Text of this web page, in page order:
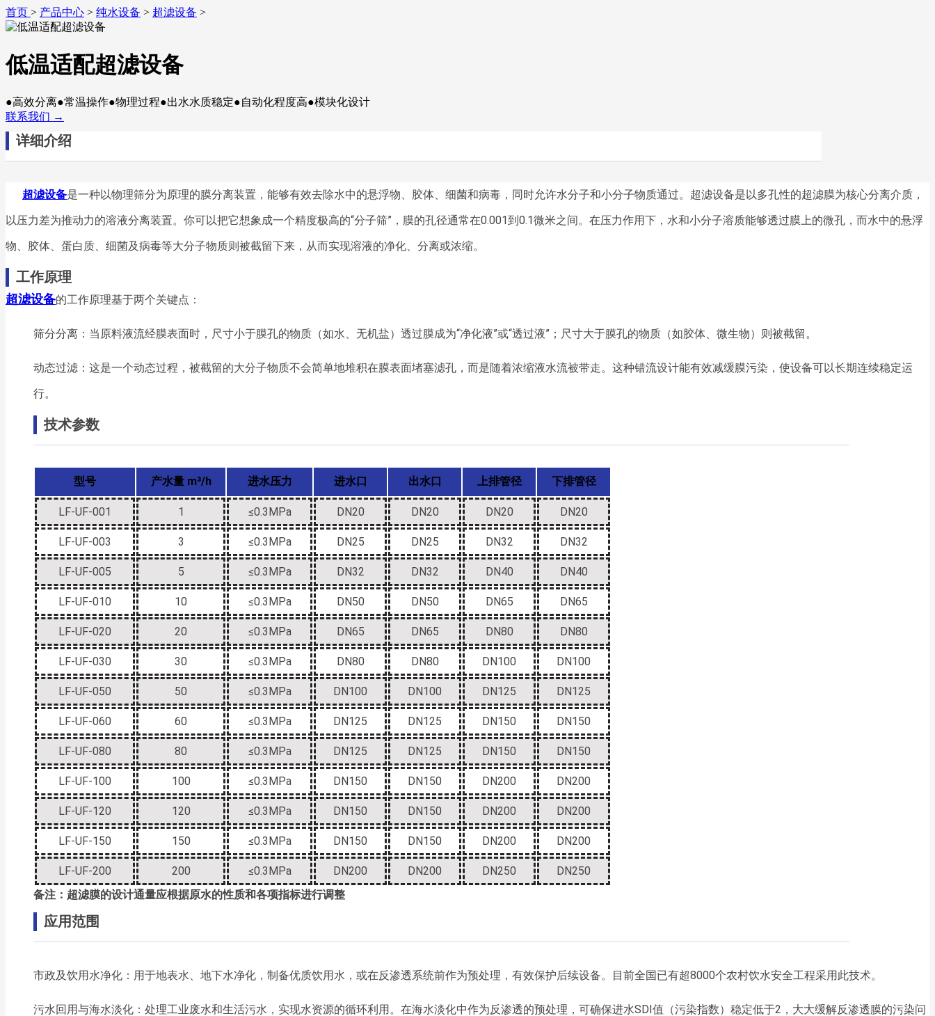
首页 > 产品中心 > 纯水设备 > 超滤设备 >
低温适配超滤设备
●高效分离●常温操作●物理过程●出水水质稳定●自动化程度高●模块化设计
联系我们 →
详细介绍
超滤设备是一种以物理筛分为原理的膜分离装置，能够有效去除水中的悬浮物、胶体、细菌和病毒，同时允许水分子和小分子物质通过。超滤设备是以多孔性的超滤膜为核心分离介质，
以压力差为推动力的溶液分离装置。你可以把它想象成一个精度极高的“分子筛”，膜的孔径通常在0.001到0.1微米之间。在压力作用下，水和小分子溶质能够透过膜上的微孔，而水中的悬浮
物、胶体、蛋白质、细菌及病毒等大分子物质则被截留下来，从而实现溶液的净化、分离或浓缩。
工作原理
超滤设备的工作原理基于两个关键点：
筛分分离：当原料液流经膜表面时，尺寸小于膜孔的物质（如水、无机盐）透过膜成为“净化液”或“透过液”；尺寸大于膜孔的物质（如胶体、微生物）则被截留。
动态过滤：这是一个动态过程，被截留的大分子物质不会简单地堆积在膜表面堵塞滤孔，而是随着浓缩液水流被带走。这种错流设计能有效减缓膜污染，使设备可以长期连续稳定运
行。
技术参数
型号 产水量 m³/h 进水压力 进水口 出水口 上排管径 下排管径
LF-UF-001 1 ≤0.3MPa DN20 DN20 DN20 DN20
LF-UF-003 3 ≤0.3MPa DN25 DN25 DN32 DN32
LF-UF-005 5 ≤0.3MPa DN32 DN32 DN40 DN40
LF-UF-010 10 ≤0.3MPa DN50 DN50 DN65 DN65
LF-UF-020 20 ≤0.3MPa DN65 DN65 DN80 DN80
LF-UF-030 30 ≤0.3MPa DN80 DN80 DN100 DN100
LF-UF-050 50 ≤0.3MPa DN100 DN100 DN125 DN125
LF-UF-060 60 ≤0.3MPa DN125 DN125 DN150 DN150
LF-UF-080 80 ≤0.3MPa DN125 DN125 DN150 DN150
LF-UF-100 100 ≤0.3MPa DN150 DN150 DN200 DN200
LF-UF-120 120 ≤0.3MPa DN150 DN150 DN200 DN200
LF-UF-150 150 ≤0.3MPa DN150 DN150 DN200 DN200
LF-UF-200 200 ≤0.3MPa DN200 DN200 DN250
DN250
备注：超滤膜的设计通量应根据原水的性质和各项指标进行调整
应用范围
市政及饮用水净化：用于地表水、地下水净化，制备优质饮用水，或在反渗透系统前作为预处理，有效保护后续设备。目前全国已有超8000个农村饮水安全工程采用此技术。
污水回用与海水淡化：处理工业废水和生活污水，实现水资源的循环利用。在海水淡化中作为反渗透的预处理，可确保进水SDI值（污染指数）稳定低于2，大大缓解反渗透膜的污染问